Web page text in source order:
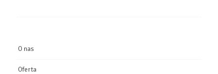
O nas
Oferta